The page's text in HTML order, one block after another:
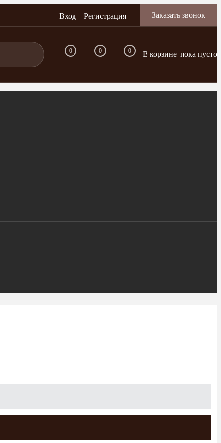
Вход Регистрация Заказать звонок
0 0 0 В корзине пока пусто